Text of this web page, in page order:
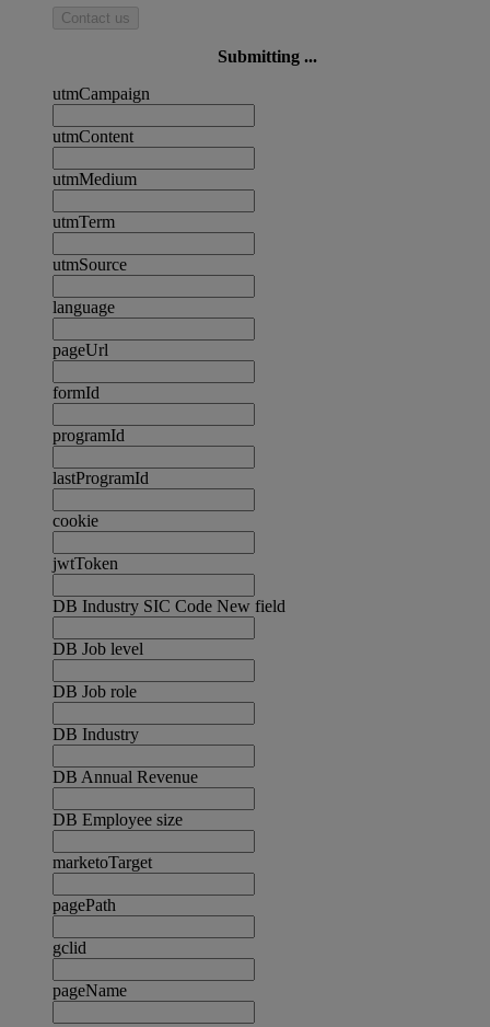
Contact us
Submitting ...
utmCampaign
utmContent
utmMedium
utmTerm
utmSource
language
pageUrl
formId
programId
lastProgramId
cookie
jwtToken
DB Industry SIC Code New field
DB Job level
DB Job role
DB Industry
DB Annual Revenue
DB Employee size
marketoTarget
pagePath
gclid
pageName